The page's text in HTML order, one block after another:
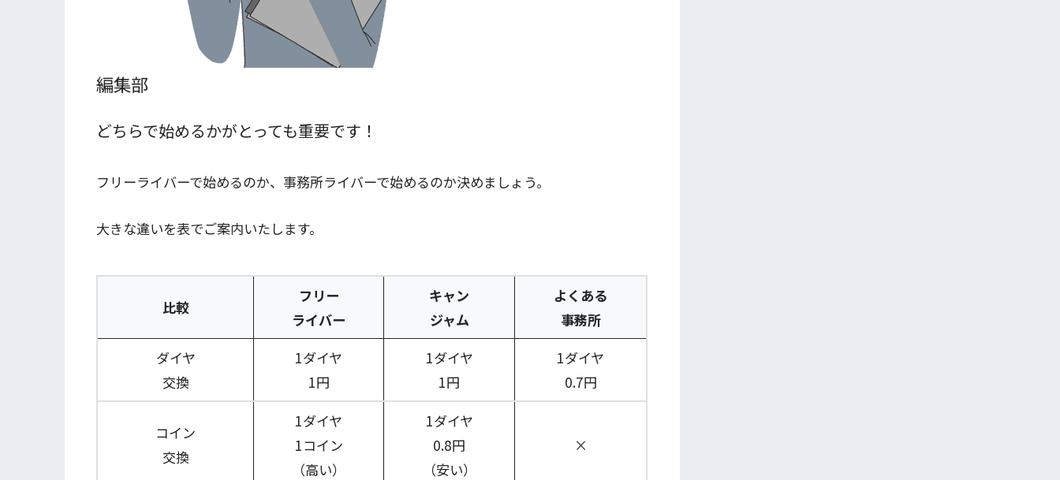
編集部
どちらで始めるかがとっても重要です！
フリーライバーで始めるのか、事務所ライバーで始めるのか決めましょう。
大きな違いを表でご案内いたします。
比較
フリー
ライバー
キャン
ジャム
よくある
事務所
ダイヤ
交換
1ダイヤ
1円
1ダイヤ
1円
1ダイヤ
0.7円
コイン
交換
1ダイヤ
1コイン
（高い）
1ダイヤ
0.8円
（安い）
×